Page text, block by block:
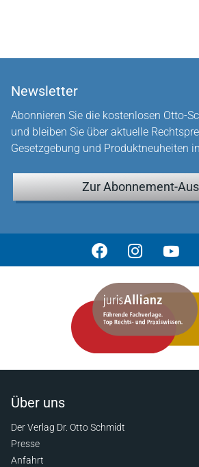
Newsletter
Abonnieren Sie die kostenlosen Otto-
und bleiben Sie über aktuelle
Gesetzgebung und Produktneuheiten
Zur Abonnement-
Über uns
Der Verlag Dr. Otto Schmidt
Presse
Anfahrt